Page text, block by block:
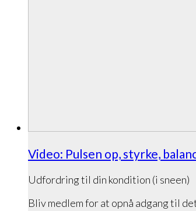
Video: Pulsen op, styrke,
Udfordring til din kondition (i sneen)
Bliv medlem for at opnå adgang til